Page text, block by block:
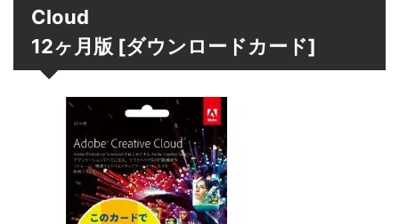
Cloud
12ヶ月版 [ダウンロードカード]